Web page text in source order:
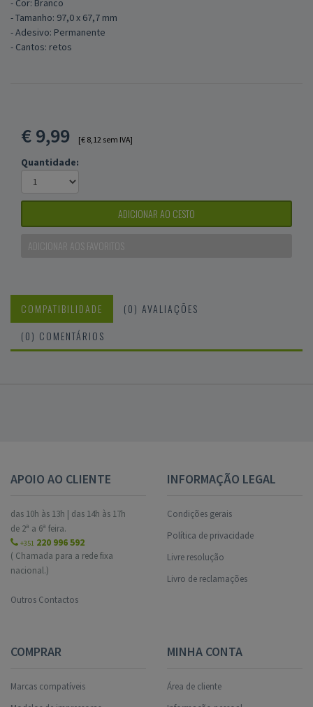
- Cor: Branco
- Tamanho: 97,0 x 67,7 mm
- Adesivo: Permanente
- Cantos: retos
€9,99 [€ 8,12 sem IVA]
Quantidade:
ADICIONAR AO CESTO
ADICIONAR AOS FAVORITOS
COMPATIBILIDADE
(0) AVALIAÇÕES
(0) COMENTÁRIOS
APOIO AO CLIENTE
das 10h às 13h | das 14h às 17h
de 2ª a 6ª feira.
+351 220 996 592
( Chamada para a rede fixa
nacional.)
Outros Contactos
INFORMAÇÃO LEGAL
Condições gerais
Política de privacidade
Livre resolução
Livro de reclamações
COMPRAR
Marcas compatíveis
MINHA CONTA
Área de cliente